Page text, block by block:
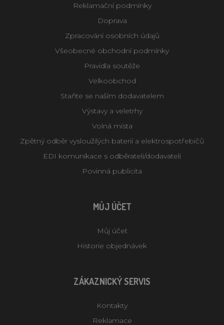
Reklamační podmínky
Doprava
Zpracování osobních údajů
Všeobecné obchodní podmínky
Pravidla soutěže
Velkoobchod
Staňte se naším dodavatelem
Výstavy a veletrhy
Volná místa
Zpětný odběr vysloužilých baterií a elektrospotřebičů
EDI komunikace s odběrateli/dodavateli
Povinná publicita
MŮJ ÚČET
Můj účet
Historie objednávek
ZÁKAZNICKÝ SERVIS
Kontakty
Reklamace